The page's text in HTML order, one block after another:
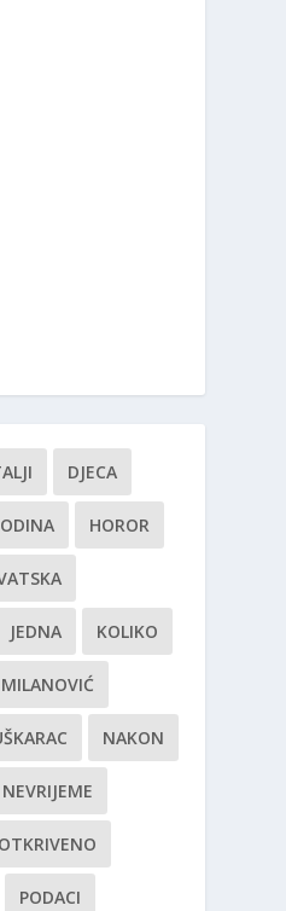
DJECA
HOROR
JEDNA KOLIKO
MILANOVIĆ
NAKON
NEVRIJEME
OTKRIVENO
PODACI